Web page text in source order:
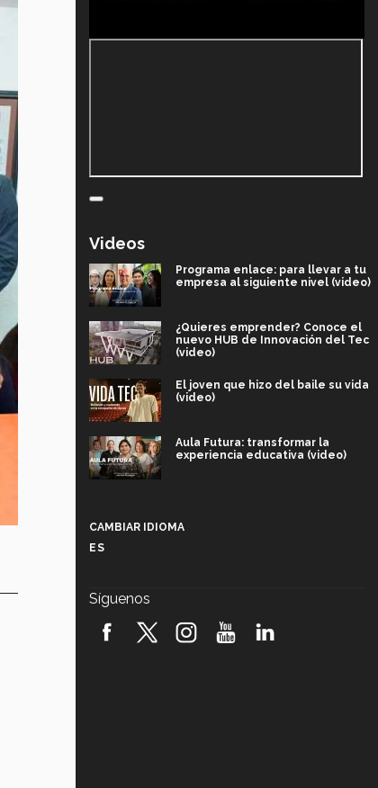
Videos
Programa enlace: para llevar a tu
empresa al siguiente nivel (video)
¿Quieres emprender? Conoce el
nuevo HUB de Innovación del Tec
(video)
El joven que hizo del baile su vida
(video)
Aula Futura: transformar la
experiencia educativa (video)
robótica FIRST 2026! (video)
CAMBIAR IDIOMA
ES
Síguenos